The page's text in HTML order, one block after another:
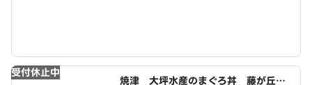
受付休止中
焼津 大坪水産のまぐろ丼 藤が丘